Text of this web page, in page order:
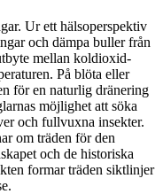
Ur ett hälsoperspektiv
och dämpa buller från
mellan koldioxid-
På blöta eller
för en naturlig dränering
möjlighet att söka
och fullvuxna insekter.
om träden för den
och de historiska
formar träden siktlinjer